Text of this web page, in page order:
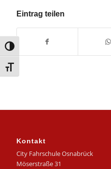
Umschalten auf hohe Kontraste
Schrift vergrößern
Eintrag teilen
Kontakt
City Fahrschule Osnabrück
Möserstraße 31